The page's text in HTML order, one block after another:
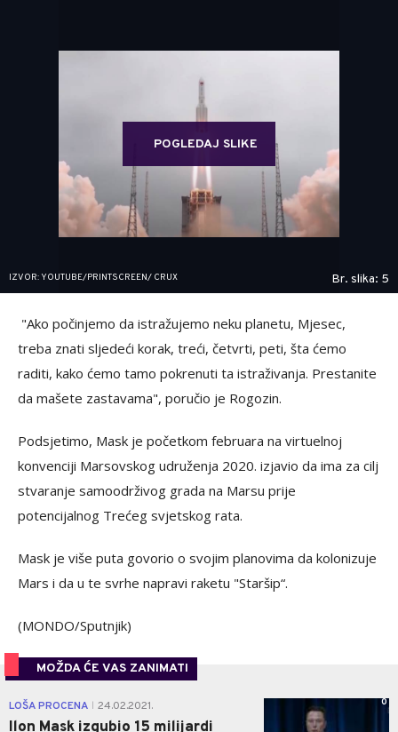
POGLEDAJ SLIKE
IZVOR: YOUTUBE/PRINTSCREEN/ CRUX Br. slika: 5
"Ako počinjemo da istražujemo neku planetu, Mjesec,
treba znati sljedeći korak, treći, četvrti, peti, šta ćemo
raditi, kako ćemo tamo pokrenuti ta istraživanja. Prestanite
da mašete zastavama", poručio je Rogozin.
Podsjetimo, Mask je početkom februara na virtuelnoj
konvenciji Marsovskog udruženja 2020. izjavio da ima za cilj
stvaranje samoodrživog grada na Marsu prije
potencijalnog Trećeg svjetskog rata.
Mask je više puta govorio o svojim planovima da kolonizuje
Mars i da u te svrhe napravi raketu "Staršip“.
(MONDO/Sputnjik)
MOŽDA ĆE VAS ZANIMATI
LOŠA PROCENA 24.02.2021.
Ilon Mask izgubio 15 milijardi
0